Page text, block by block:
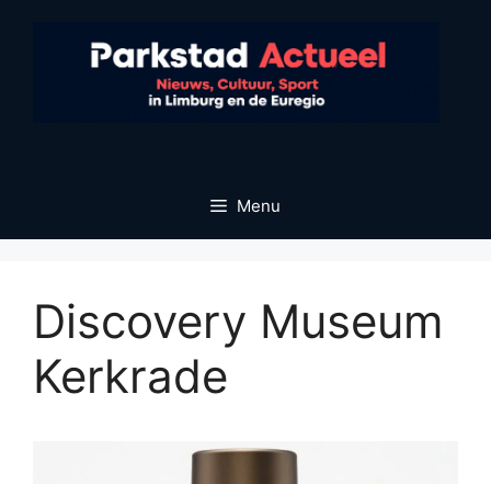
Menu
Discovery Museum
Kerkrade